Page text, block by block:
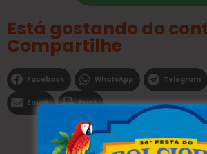
Está gostando do
Compartilhe
Facebook WhatsApp Telegram
Email Print